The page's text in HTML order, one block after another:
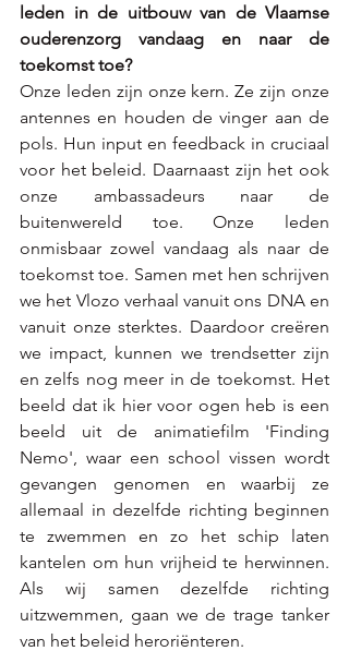
leden in de uitbouw van de Vlaamse
ouderenzorg vandaag en naar de
toekomst toe?
Onze leden zijn onze kern. Ze zijn onze
antennes en houden de vinger aan de
pols. Hun input en feedback in cruciaal
voor het beleid. Daarnaast zijn het ook
onze ambassadeurs naar de
buitenwereld toe. Onze leden
onmisbaar zowel vandaag als naar de
toekomst toe. Samen met hen schrijven
we het Vlozo verhaal vanuit ons DNA en
vanuit onze sterktes. Daardoor creëren
we impact, kunnen we trendsetter zijn
en zelfs nog meer in de toekomst. Het
beeld dat ik hier voor ogen heb is een
beeld uit de animatiefilm 'Finding
Nemo', waar een school vissen wordt
gevangen genomen en waarbij ze
allemaal in dezelfde richting beginnen
te zwemmen en zo het schip laten
kantelen om hun vrijheid te herwinnen.
Als wij samen dezelfde richting
uitzwemmen, gaan we de trage tanker
van het beleid heroriënteren.